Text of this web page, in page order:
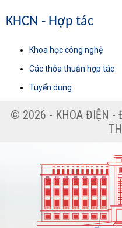
KHCN - Hợp tác
Khoa học công nghệ
Các thỏa thuận hợp tác
Tuyển dụng
© 2026 - KHOA ĐIỆN - ĐIỆN TỬ - TRƯỜNG ĐẠI HỌC